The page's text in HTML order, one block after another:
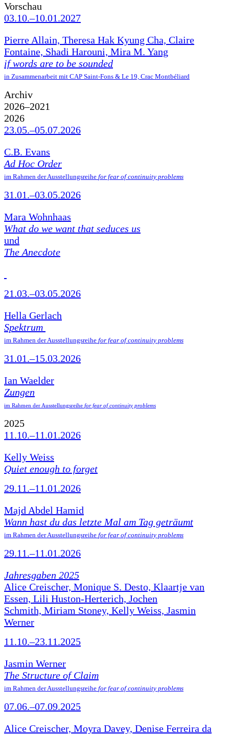
Vorschau
03.10.–10.01.2027
Pierre Allain, Theresa Hak Kyung Cha, Claire
Fontaine, Shadi Harouni, Mira M. Yang
if words are to be sounded
in Zusammenarbeit mit CAP Saint-Fons & Le 19, Crac Montbéliard
Archiv
2026–2021
2026
23.05.–05.07.2026
C.B. Evans
Ad Hoc Order
im Rahmen der Ausstellungsreihe for fear of continuity problems
31.01.–03.05.2026
Mara Wohnhaas
What do we want that seduces us
und
The Anecdote
21.03.–03.05.2026
Hella Gerlach
Spektrum
im Rahmen der Ausstellungsreihe for fear of continuity problems
31.01.–15.03.2026
Ian Waelder
Zungen
im Rahmen der Ausstellungsreihe for fear of continuity problems
2025
11.10.–11.01.2026
Kelly Weiss
Quiet enough to forget
29.11.–11.01.2026
Majd Abdel Hamid
Wann hast du das letzte Mal am Tag geträumt
im Rahmen der Ausstellungsreihe for fear of continuity problems
29.11.–11.01.2026
Jahresgaben 2025
Alice Creischer, Monique S. Desto, Klaartje van
Essen, Lili Huston-Herterich, Jochen
Schmith, Miriam Stoney, Kelly Weiss, Jasmin
Werner
11.10.–23.11.2025
Jasmin Werner
The Structure of Claim
im Rahmen der Ausstellungsreihe for fear of continuity problems
07.06.–07.09.2025
Alice Creischer, Moyra Davey, Denise Ferreira da